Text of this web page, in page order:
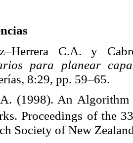
C.A. y
para planear
8:29, pp. 59–65.
(1998). An Algorithm
Proceedings of the
Society of New